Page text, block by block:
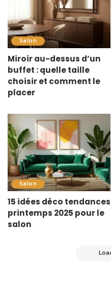
Salon
Miroir au-dessus d’un
buffet : quelle taille
choisir et comment le
placer
Salon
15 idées déco tendances
printemps 2025 pour le
salon